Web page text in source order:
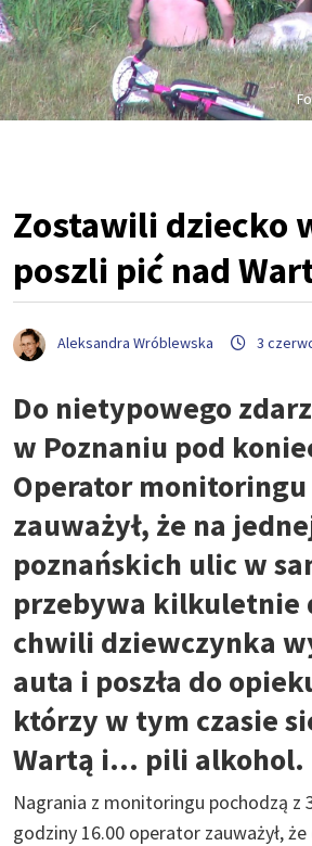
Zostawili dziecko
poszli pić nad
Aleksandra Wróblewska 3
Do nietypowego
w Poznaniu pod
Operator
zauważył, że na
poznańskich ulic w
przebywa kilkuletnie
chwili dziewczynka
auta i poszła do
którzy w tym czasie
Wartą i… pili alkohol.
Nagrania z monitoringu pochodzą z
godziny 16.00 operator zauważył,